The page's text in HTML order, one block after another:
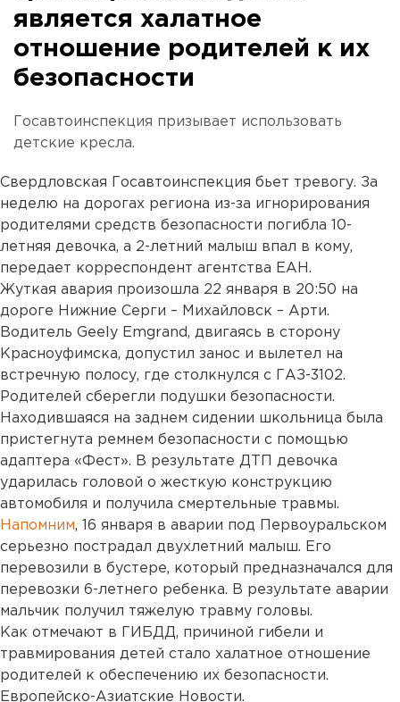
является халатное
отношение родителей к их
безопасности
Госавтоинспекция призывает использовать
детские кресла.
Свердловская Госавтоинспекция бьет тревогу. За
неделю на дорогах региона из-за игнорирования
родителями средств безопасности погибла 10-
летняя девочка, а 2-летний малыш впал в кому,
передает корреспондент агентства ЕАН.
Жуткая авария произошла 22 января в 20:50 на
дороге Нижние Серги – Михайловск – Арти.
Водитель Geely Emgrand, двигаясь в сторону
Красноуфимска, допустил занос и вылетел на
встречную полосу, где столкнулся с ГАЗ-3102.
Родителей сберегли подушки безопасности.
Находившаяся на заднем сидении школьница была
пристегнута ремнем безопасности с помощью
адаптера «Фест». В результате ДТП девочка
ударилась головой о жесткую конструкцию
автомобиля и получила смертельные травмы.
Напомним, 16 января в аварии под Первоуральском
серьезно пострадал двухлетний малыш. Его
перевозили в бустере, который предназначался для
перевозки 6-летнего ребенка. В результате аварии
мальчик получил тяжелую травму головы.
Как отмечают в ГИБДД, причиной гибели и
травмирования детей стало халатное отношение
родителей к обеспечению их безопасности.
Европейско-Азиатские Новости.